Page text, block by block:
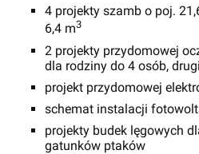
4 projekty szamb o poj.
6,4 m3
2 projekty przydomowej
dla rodziny do 4 osób,
projekt przydomowej
schemat instalacji
projekty budek lęgowych
gatunków ptaków